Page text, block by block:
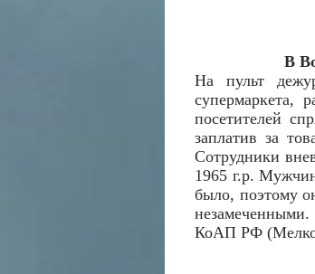
В
На пульт
супермаркета,
посетителей
заплатив за
Сотрудники
1965 г.р.
было, поэтому
КоАП РФ